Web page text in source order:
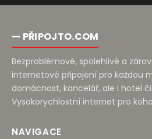
— PŘIPOJTO.COM
Bezproblémové, spolehlivé a
internetové připojení pro každou
domácnost, kancelář, ale i hotel
Vysokorychlostní internet pro
NAVIGACE